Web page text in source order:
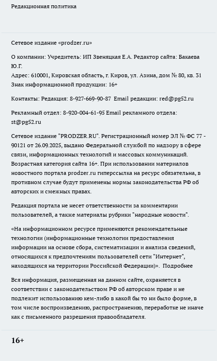
Редакционная политика
Сетевое издание «prodzer.ru»
О компании: Учредитель: ИП Звеняцкая Е.А. Редактор сайта: Бакаева
Ю.Г.
Адрес: 610001, Кировская область, г. Киров, ул. Азина, дом № 80, кв. 31
Знак информационной продукции: 16+
Контакты: Редакция: 8-927-669-90-87 Email редакции: red@pg52.ru
Рекламный отдел: 8-920-004-61-95 Email рекламного отдела:
st@pg52.ru
Сетевое издание "PRODZER.RU". Регистрационный номер ЭЛ № ФС 77 -
90121 от 26.09.2025, выдано Федеральной службой по надзору в сфере
связи, информационных технологий и массовых коммуникаций.
Возрастная категория сайта 16+. При использовании материалов
новостного портала prodzer.ru гиперссылка на ресурс обязательна, в
противном случае будут применены нормы законодательства РФ об
авторских и смежных правах.
Редакция портала не несет ответственности за комментарии
пользователей, а также материалы рубрики "народные новости".
«На информационном ресурсе применяются рекомендательные
технологии (информационные технологии предоставления
информации на основе сбора, систематизации и анализа сведений,
относящихся к предпочтениям пользователей сети "Интернет",
находящихся на территории Российской Федерации)». Подробнее
Вся информация, размещенная на данном сайте, охраняется в
соответствии с законодательством РФ об авторском праве и не
подлежит использованию кем-либо в какой бы то ни было форме, в
том числе воспроизведению, распространению, переработке не иначе
как с письменного разрешения правообладателя.
16+